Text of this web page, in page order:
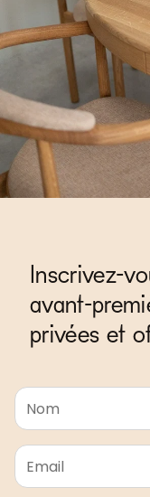
Inscrivez-
avant-
privées et